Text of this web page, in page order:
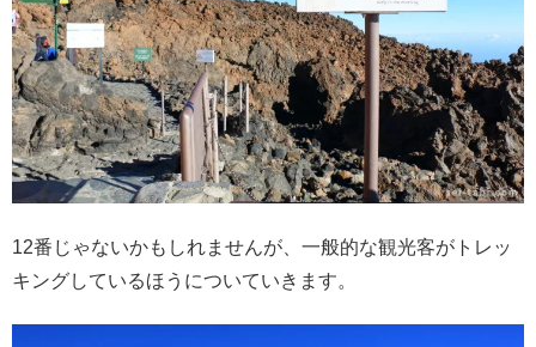
12番じゃないかもしれませんが、一般的な観光客がトレッ
キングしているほうについていきます。